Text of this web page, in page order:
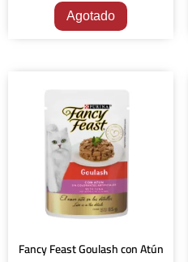
Agotado
Fancy Feast Goulash con Atún